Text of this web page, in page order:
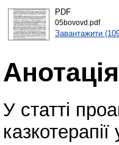
PDF
05bovovd.pdf
Завантажити
Анотація
У статті